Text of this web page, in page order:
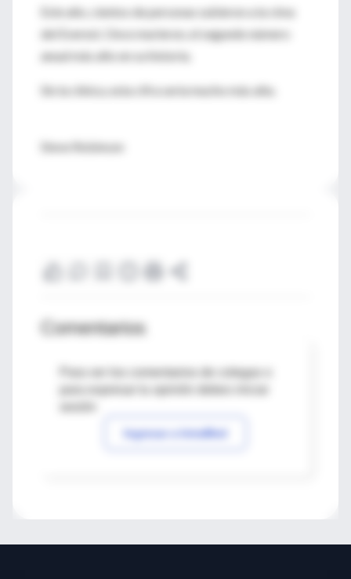
Este año, cientos de personas subieron a la cima
del Everest. Once murieron, el segundo número
anual más alto en su historia.
Sin la clínica, esta cifra sería mucho más alta.
Steve Robinson
Comentarios
Para ver los comentarios de colegas o
Ingresar a IntraMed